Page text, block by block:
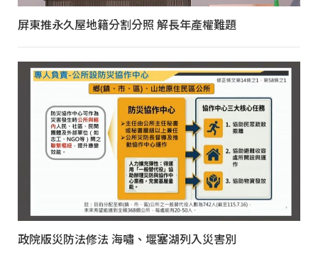
屏東推永久屋地籍分割分照 解長年產權難題
政院版災防法修法 海嘯、堰塞湖列入災害別